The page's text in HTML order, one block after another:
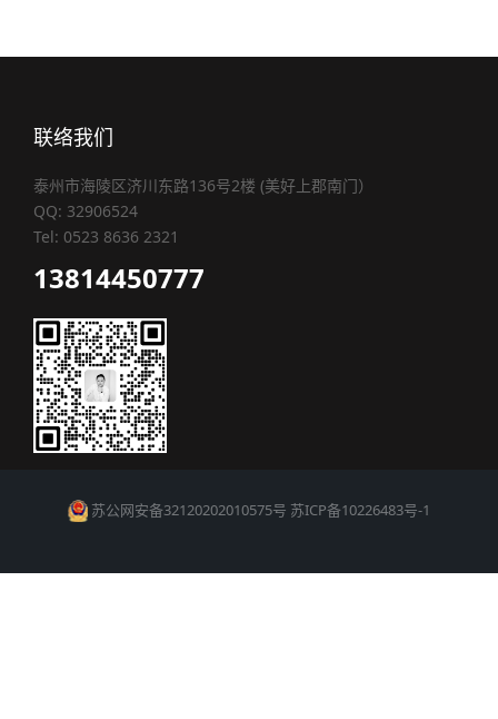
联络我们
泰州市海陵区济川东路136号2楼 (美好上郡南门）
QQ: 32906524
Tel: 0523 8636 2321
13814450777
苏公网安备32120202010575号 苏ICP备10226483号-1